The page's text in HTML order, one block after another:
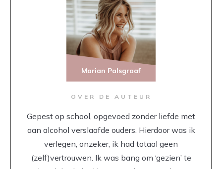
OVER DE AUTEUR
Gepest op school, opgevoed zonder liefde met
aan alcohol verslaafde ouders. Hierdoor was ik
verlegen, onzeker, ik had totaal geen
(zelf)vertrouwen. Ik was bang om ‘gezien’ te
Marian Palsgraaf